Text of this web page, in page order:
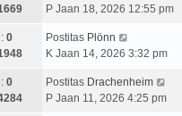
P Jaan 18, 2026 12:55 pm
0
Postitas Plönn
K Jaan 14, 2026 3:32 pm
0
Postitas Drachenheim
P Jaan 11, 2026 4:25 pm